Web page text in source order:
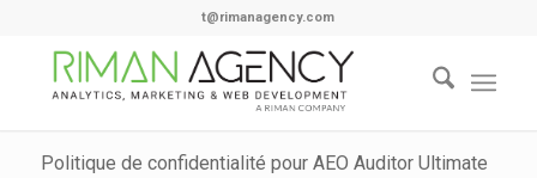
t@rimanagency.com
Politique de confidentialité pour AEO Auditor Ultimate